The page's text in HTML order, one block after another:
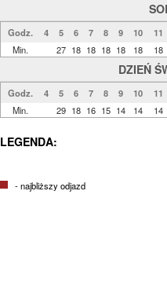
Godz. 4 5 6 7 8 9 10
11
Min.
27 18 18 18 18 18 18
DZIEŃ
Godz. 4 5 6 7 8 9 10
11
Min.
29 18 16 15 14 14 14
LEGENDA:
- najbliższy odjazd